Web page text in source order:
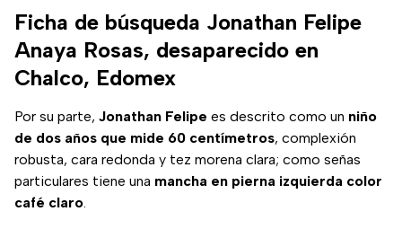
Ficha de búsqueda Jonathan Felipe
Anaya Rosas, desaparecido en
Chalco, Edomex
Por su parte, Jonathan Felipe es descrito como un niño
de dos años que mide 60 centímetros, complexión
robusta, cara redonda y tez morena clara; como señas
particulares tiene una mancha en pierna izquierda color
café claro.